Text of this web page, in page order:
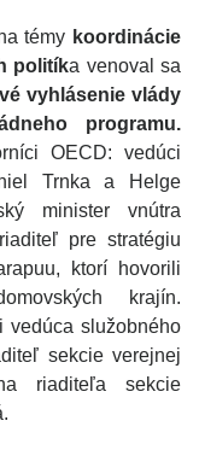
témy koordinácie
politíka venoval sa
vyhlásenie vlády
programu.
OECD: vedúci
Trnka a Helge
minister vnútra
pre stratégiu
ktorí hovorili
krajín.
vedúca služobného
sekcie verejnej
riaditeľa sekcie